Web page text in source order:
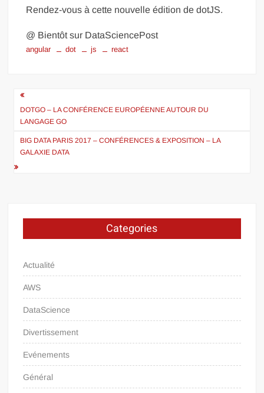
Rendez-vous à cette nouvelle édition de dotJS.
@ Bientôt sur DataSciencePost
angular dot js react
Navigation
de
l’article
DOTGO – LA CONFÉRENCE EUROPÉENNE AUTOUR DU
LANGAGE GO
BIG DATA PARIS 2017 – CONFÉRENCES & EXPOSITION – LA
GALAXIE DATA
Categories
Actualité
AWS
DataScience
Divertissement
Evénements
Général